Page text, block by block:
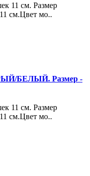
11 см. Размер
см.Цвет мо..
БЕЛЫЙ. Размер -
11 см. Размер
см.Цвет мо..